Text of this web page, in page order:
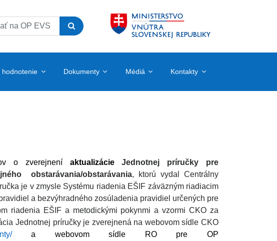
hodnotenie Dokumenty Médiá Kontakty
o zverejnení aktualizácie
Jednotnej príručky pre
obstarávania/obstarávania, ktorú vydal Centrálny
je v zmysle Systému riadenia EŠIF záväzným riadiacim
a bezvýhradného zosúladenia pravidiel určených pre
riadenia EŠIF a metodickými pokynmi a vzormi CKO za
Jednotnej príručky je zverejnená na webovom sídle CKO
a webovom sídle RO pre OP